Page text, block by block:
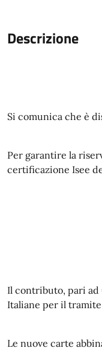
Descrizione
Si comunica che è
Per garantire la
certificazione Isee
Il contributo, pari ad
Italiane per il
Le nuove carte